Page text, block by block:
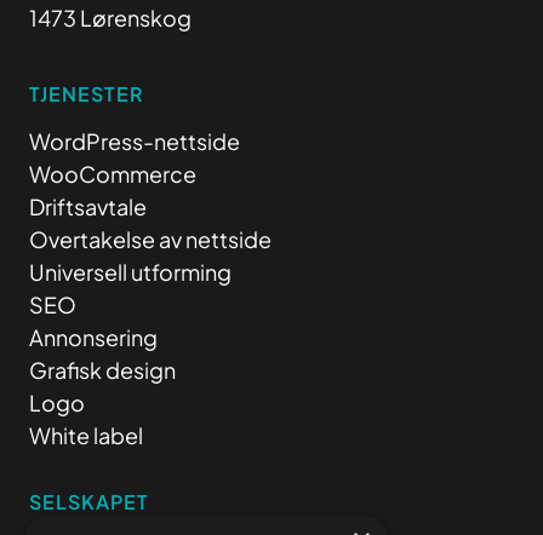
1473 Lørenskog
TJENESTER
WordPress-nettside
WooCommerce
Driftsavtale
Overtakelse av nettside
Universell utforming
SEO
Annonsering
Grafisk design
Logo
White label
SELSKAPET